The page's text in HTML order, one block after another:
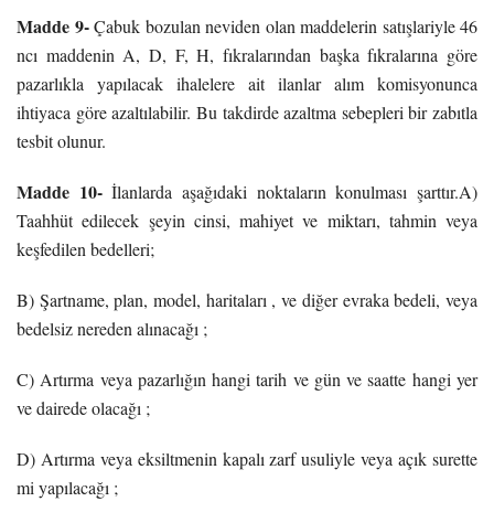
Madde 9-Çabuk bozulan neviden olan maddelerin satışlariyle 46
ncı maddenin A, D, F, H, fıkralarından başka fıkralarına göre
pazarlıkla yapılacak ihalelere ait ilanlar alım komisyonunca
ihtiyaca göre azaltılabilir. Bu takdirde azaltma sebepleri bir zabıtla
tesbit olunur.
Madde 10-İlanlarda aşağıdaki noktaların konulması şarttır.A)
Taahhüt edilecek şeyin cinsi, mahiyet ve miktarı, tahmin veya
keşfedilen bedelleri;
B) Şartname, plan, model, haritaları , ve diğer evraka bedeli, veya
bedelsiz nereden alınacağı ;
C) Artırma veya pazarlığın hangi tarih ve gün ve saatte hangi yer
ve dairede olacağı ;
D) Artırma veya eksiltmenin kapalı zarf usuliyle veya açık surette
mi yapılacağı ;